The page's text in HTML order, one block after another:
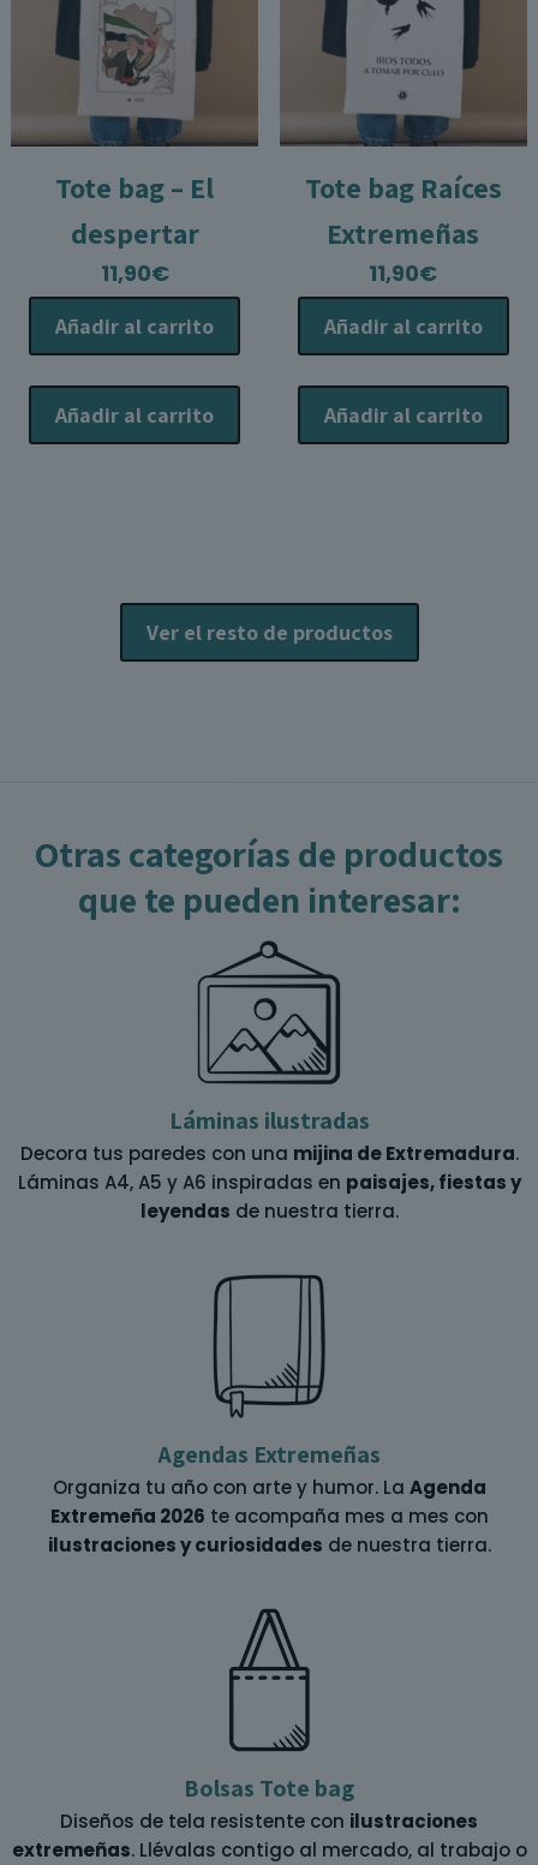
Tote bag – El
despertar
11,90€
Añadir al carrito
Añadir al carrito
Tote bag Raíces
Extremeñas
11,90€
Añadir al carrito
Añadir al carrito
Ver el resto de productos
Otras categorías de productos
que te pueden interesar:
Láminas ilustradas
Decora tus paredes con una mijina de Extremadura.
Láminas A4, A5 y A6 inspiradas en paisajes, fiestas y
leyendas de nuestra tierra.
Agendas Extremeñas
Organiza tu año con arte y humor. La Agenda
Extremeña 2026 te acompaña mes a mes con
ilustraciones y curiosidades de nuestra tierra.
Bolsas Tote bag
Diseños de tela resistente con ilustraciones
extremeñas. Llévalas contigo al mercado, al trabajo o